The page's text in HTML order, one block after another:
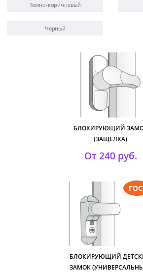
Темно-коричневый
Черный
БЛОКИРУЮЩИЙ
(ЗАЩЕЛКА)
От 240 руб.
БЛОКИРУЮЩИЙ
ЗАМОК